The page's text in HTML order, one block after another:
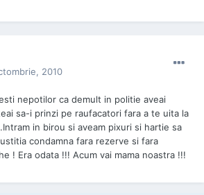
2010
nepotilor ca demult in politie aveai
sa-i prinzi pe raufacatori fara a te uita la
in birou si aveam pixuri si hartie sa
condamna fara rezerve si fara
! Era odata !!! Acum vai mama noastra !!!